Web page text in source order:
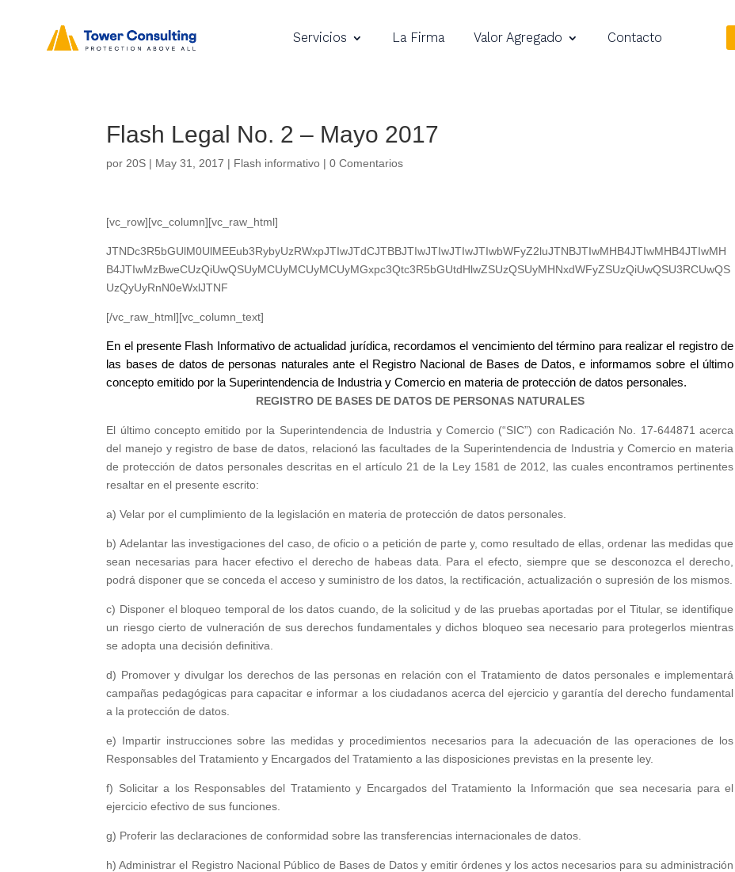
Servicios La Firma Valor Agregado Contacto
Flash Legal No. 2 – Mayo 2017
por 20S | May 31, 2017 | Flash informativo |0 Comentarios
[vc_row][vc_column][vc_raw_html]
JTNDc3R5bGUlM0UlMEEub3RybyUzRWxpJTIwJTdCJTBBJTIwJTIwJTIwJTIwbWFyZ2luJTNBJTIwMHB4JTIwMHB4JTIwMH
B4JTIwMzBweCUzQiUwQSUyMCUyMCUyMCUyMGxpc3Qtc3R5bGUtdHlwZSUzQSUyMHNxdWFyZSUzQiUwQSU3RCUwQS
UzQyUyRnN0eWxlJTNF
[/vc_raw_html][vc_column_text]
En el presente Flash Informativo de actualidad jurídica, recordamos el vencimiento del término para realizar el registro de
las bases de datos de personas naturales ante el Registro Nacional de Bases de Datos, e informamos sobre el último
concepto emitido por la Superintendencia de Industria y Comercio en materia de protección de datos personales.
REGISTRO DE BASES DE DATOS DE PERSONAS NATURALES
El último concepto emitido por la Superintendencia de Industria y Comercio (“SIC”) con Radicación No. 17-644871 acerca
del manejo y registro de base de datos, relacionó las facultades de la Superintendencia de Industria y Comercio en materia
de protección de datos personales descritas en el artículo 21 de la Ley 1581 de 2012, las cuales encontramos pertinentes
resaltar en el presente escrito:
a) Velar por el cumplimiento de la legislación en materia de protección de datos personales.
b) Adelantar las investigaciones del caso, de oficio o a petición de parte y, como resultado de ellas, ordenar las medidas que
sean necesarias para hacer efectivo el derecho de habeas data. Para el efecto, siempre que se desconozca el derecho,
podrá disponer que se conceda el acceso y suministro de los datos, la rectificación, actualización o supresión de los mismos.
c) Disponer el bloqueo temporal de los datos cuando, de la solicitud y de las pruebas aportadas por el Titular, se identifique
un riesgo cierto de vulneración de sus derechos fundamentales y dichos bloqueo sea necesario para protegerlos mientras
se adopta una decisión definitiva.
d) Promover y divulgar los derechos de las personas en relación con el Tratamiento de datos personales e implementará
campañas pedagógicas para capacitar e informar a los ciudadanos acerca del ejercicio y garantía del derecho fundamental
a la protección de datos.
e) Impartir instrucciones sobre las medidas y procedimientos necesarios para la adecuación de las operaciones de los
Responsables del Tratamiento y Encargados del Tratamiento a las disposiciones previstas en la presente ley.
f) Solicitar a los Responsables del Tratamiento y Encargados del Tratamiento la Información que sea necesaria para el
ejercicio efectivo de sus funciones.
g) Proferir las declaraciones de conformidad sobre las transferencias internacionales de datos.
h) Administrar el Registro Nacional Público de Bases de Datos y emitir órdenes y los actos necesarios para su administración